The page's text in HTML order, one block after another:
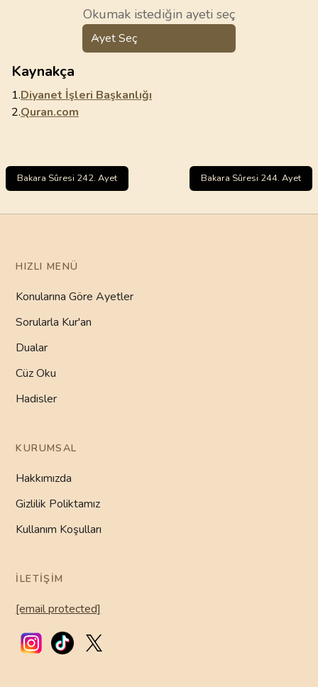
Okumak istediğin ayeti seç
Ayet Seç
Kaynakça
1.Diyanet İşleri Başkanlığı
2.Quran.com
Bakara Sûresi 242. Ayet Bakara Sûresi 244. Ayet
HIZLI MENÜ
Konularına Göre Ayetler
Sorularla Kur'an
Dualar
Cüz Oku
Hadisler
KURUMSAL
Hakkımızda
Gizlilik Poliktamız
Kullanım Koşulları
İLETIŞIM
[email protected]